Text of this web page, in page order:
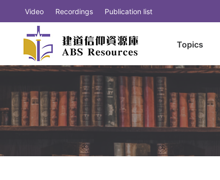
Video Recordings Publication list
Topics